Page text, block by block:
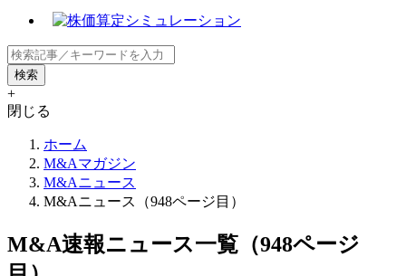
+
閉じる
ホーム
M&Aマガジン
M&Aニュース
M&Aニュース（948ページ目）
M&A速報ニュース一覧（948ページ